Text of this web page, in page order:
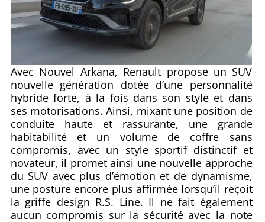
Avec Nouvel Arkana, Renault propose un SUV
nouvelle génération dotée d’une personnalité
hybride forte, à la fois dans son style et dans
ses motorisations. Ainsi, mixant une position de
conduite haute et rassurante, une grande
habitabilité et un volume de coffre sans
compromis, avec un style sportif distinctif et
novateur, il promet ainsi une nouvelle approche
du SUV avec plus d’émotion et de dynamisme,
une posture encore plus affirmée lorsqu’il reçoit
la griffe design R.S. Line. Il ne fait également
aucun compromis sur la sécurité avec la note